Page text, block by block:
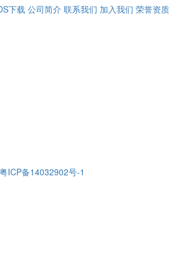
下载 公司简介 联系我们 加入我们 荣誉资质
粤ICP备14032902号-1